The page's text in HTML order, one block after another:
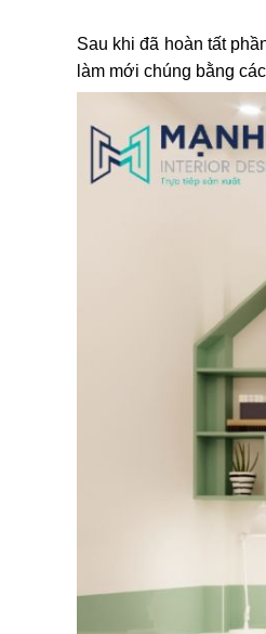
Sau khi đã hoàn tất
làm mới chúng bằng